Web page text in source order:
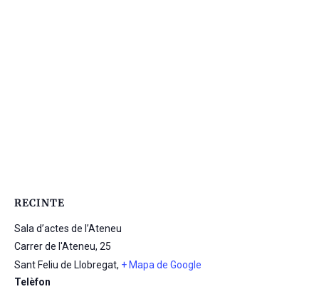
RECINTE
Sala d’actes de l’Ateneu
Carrer de l'Ateneu, 25
Sant Feliu de Llobregat, + Mapa de Google
Telèfon